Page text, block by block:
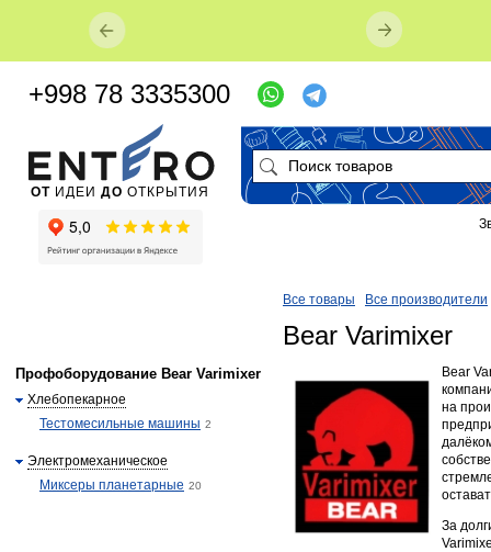
Все товары Все производители
Bear Varimixer
Bear
на
За
Профоборудование Bear Varimixer
Хлебопекарное
Тестомесильные машины 2
Электромеханическое
Миксеры планетарные 20
ОТ ИДЕИ ДО ОТКРЫТИЯ
+998 78 3335300